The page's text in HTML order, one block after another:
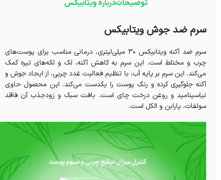
توضیحاتدرباره ویتابیکس
سرم ضد جوش ویتابیکس
سرم ضد آکنه ویتابیکس ۳۰ میلی‌لیتری، درمانی مناسب برای پوست‌های
چرب و مختلط است. این سرم به کاهش آکنه، لک و لکه‌های تیره کمک
می‌کند. این سرم بر پایه آب، با تنظیم فعالیت غدد چربی، از ایجاد جوش و
آکنه جلوگیری کرده و رنگ پوست را یکدست می‌کند. این محصول حاوی
نیاسینامید و روغن درخت چای است. بافت سبک و زودجذب آن فاقد
سولفات، پارابن و الکل است.